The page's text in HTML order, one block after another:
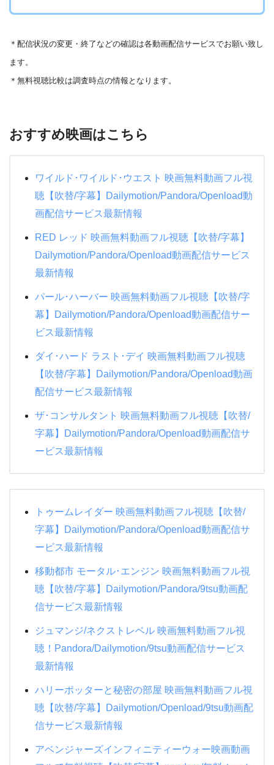
＊ 配信状況の変更・終了などの確認は各動画配信サービスでお願い致し
ます。
＊無料視聴比較は調査時点の情報となります。
おすすめ映画はこちら
ワイルド･ワイルド･ウエスト 映画無料動画フル視
聴【吹替/字幕】Dailymotion/Pandora/Openload動
画配信サービス最新情報
RED レッド 映画無料動画フル視聴【吹替/字幕】
Dailymotion/Pandora/Openload動画配信サービス
最新情報
パール･ハーバー 映画無料動画フル視聴【吹替/字
幕】Dailymotion/Pandora/Openload動画配信サー
ビス最新情報
ダイ･ハード ラスト･デイ 映画無料動画フル視聴
【吹替/字幕】Dailymotion/Pandora/Openload動画
配信サービス最新情報
ザ･コンサルタント 映画無料動画フル視聴【吹替/
字幕】Dailymotion/Pandora/Openload動画配信サ
ービス最新情報
トゥームレイダー 映画無料動画フル視聴【吹替/
字幕】Dailymotion/Pandora/Openload動画配信サ
ービス最新情報
移動都市 モータル･エンジン 映画無料動画フル視
聴【吹替/字幕】Dailymotion/Pandora/9tsu動画配
信サービス最新情報
ジュマンジ/ネクストレベル 映画無料動画フル視
聴！Pandora/Dailymotion/9tsu動画配信サービス
最新情報
ハリーポッターと秘密の部屋 映画無料動画フル視
聴【吹替/字幕】Dailymotion/Openload/9tsu動画配
信サービス最新情報
アベンジャーズインフィニティーウォー映画動画